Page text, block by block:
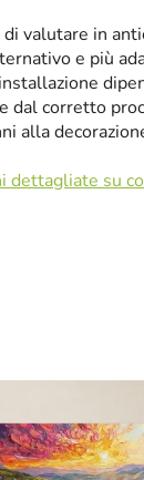
valutare in
e più
dal corretto
alla
dettagliate su